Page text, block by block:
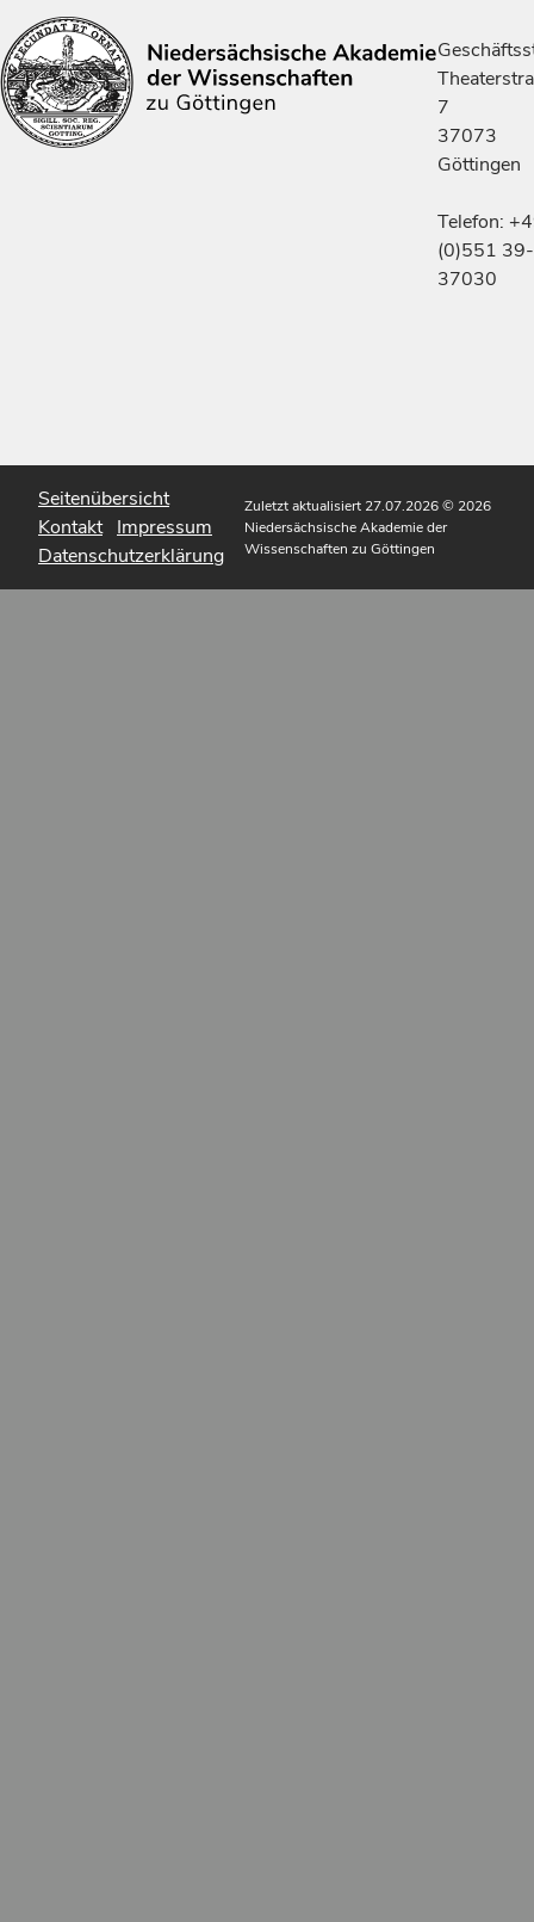
7
37073
Göttingen
Telefon:
(0)551 39-
37030
Seitenübersicht
Kontakt Impressum
Datenschutzerklärung
Zuletzt aktualisiert 27.07.2026© 2026
Niedersächsische Akademie der
Wissenschaften zu Göttingen